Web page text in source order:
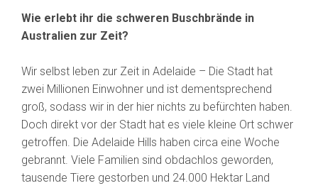
Wie erlebt ihr die schweren Buschbrände in
Australien zur Zeit?
Wir selbst leben zur Zeit in Adelaide – Die Stadt hat
zwei Millionen Einwohner und ist dementsprechend
groß, sodass wir in der hier nichts zu befürchten haben.
Doch direkt vor der Stadt hat es viele kleine Ort schwer
getroffen. Die Adelaide Hills haben circa eine Woche
gebrannt. Viele Familien sind obdachlos geworden,
tausende Tiere gestorben und 24.000 Hektar Land